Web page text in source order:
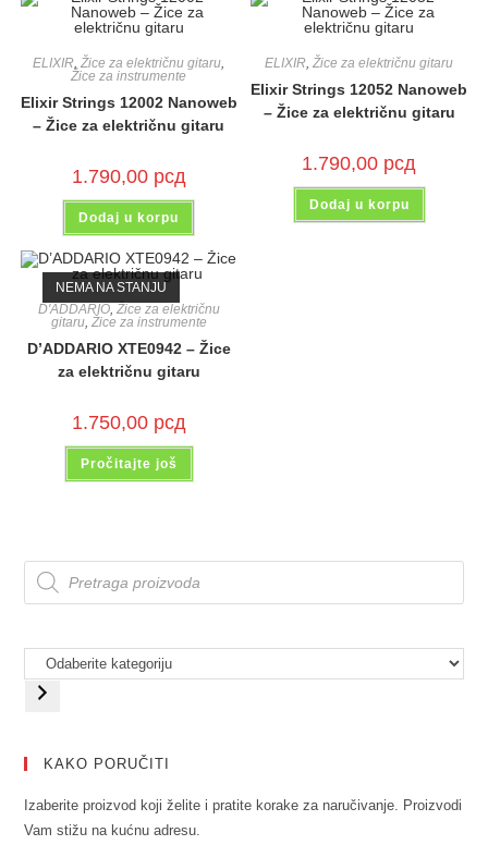
ELIXIR,Žice za električnu gitaru,
Žice za instrumente
Elixir Strings 12002 Nanoweb
– Žice za električnu gitaru
1.790,00 рсд
Dodaj u korpu
ELIXIR,Žice za električnu gitaru
Elixir Strings 12052 Nanoweb
– Žice za električnu gitaru
1.790,00 рсд
Dodaj u korpu
NEMA NA STANJU
D'ADDARIO, Žice za električnu
gitaru, Žice za instrumente
D’ADDARIO XTE0942 – Žice
za električnu gitaru
1.750,00 рсд
Pročitajte još
KAKO PORUČITI
Izaberite proizvod koji želite i pratite korake za naručivanje. Proizvodi
Vam stižu na kućnu adresu.